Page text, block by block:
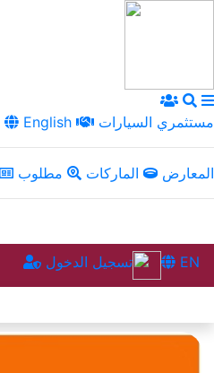
English مستثمري السيارات
المعارض الماركات مطلوب
تسجيل الدخول EN